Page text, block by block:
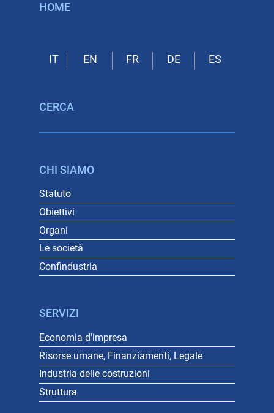
HOME
CERCA
CHI SIAMO
Statuto
Obiettivi
Organi
Le società
Confindustria
SERVIZI
Economia d'impresa
Risorse umane, Finanziamenti, Legale
Industria delle costruzioni
Struttura